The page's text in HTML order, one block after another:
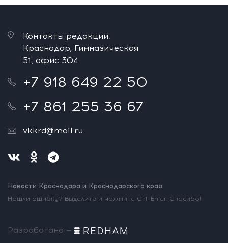
Контакты редакции:
Краснодар, Гимназическая
51, офис 304
+7 918 649 22 50
+7 861 255 36 67
vkkrd@mail.ru
Новости Краснодара и Краснодарского края
Нашли ошибку? Выделите и нажмите Ctrl+Enter. Спасибо!
Разработано —